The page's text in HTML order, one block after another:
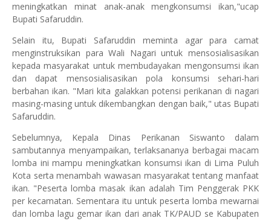
meningkatkan minat anak-anak mengkonsumsi ikan,"ucap
Bupati Safaruddin.
Selain itu, Bupati Safaruddin meminta agar para camat
menginstruksikan para Wali Nagari untuk mensosialisasikan
kepada masyarakat untuk membudayakan mengonsumsi ikan
dan dapat mensosialisasikan pola konsumsi sehari-hari
berbahan ikan. "Mari kita galakkan potensi perikanan di nagari
masing-masing untuk dikembangkan dengan baik," utas Bupati
Safaruddin.
Sebelumnya, Kepala Dinas Perikanan Siswanto dalam
sambutannya menyampaikan, terlaksananya berbagai macam
lomba ini mampu meningkatkan konsumsi ikan di Lima Puluh
Kota serta menambah wawasan masyarakat tentang manfaat
ikan. "Peserta lomba masak ikan adalah Tim Penggerak PKK
per kecamatan. Sementara itu untuk peserta lomba mewarnai
dan lomba lagu gemar ikan dari anak TK/PAUD se Kabupaten